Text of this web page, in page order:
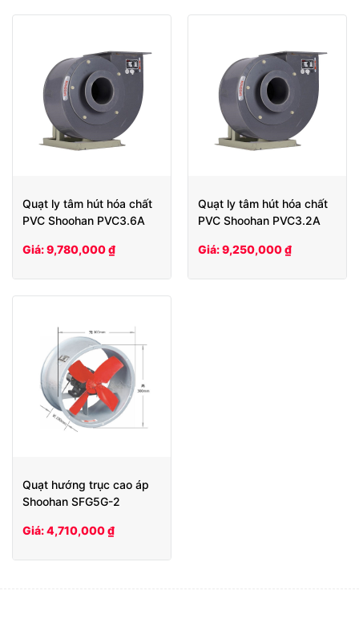
Quạt ly tâm hút hóa chất
PVC Shoohan PVC3.6A
Giá: 9,780,000 ₫
Quạt ly tâm hút hóa chất
PVC Shoohan PVC3.2A
Giá: 9,250,000 ₫
Quạt hướng trục cao áp
Shoohan SFG5G-2
Giá: 4,710,000 ₫